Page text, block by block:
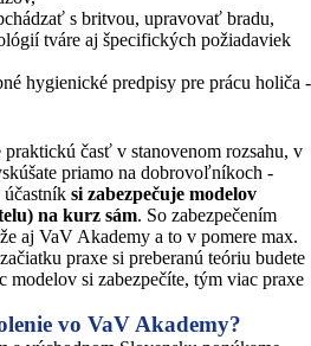
s britvou, upravovať bradu,
tváre aj špecifických požiadaviek
hygienické predpisy pre prácu holiča -
časť v stanovenom rozsahu, v
priamo na dobrovoľníkoch -
si zabezpečuje modelov
na kurz sám. So zabezpečením
aj VaV Akademy a to v pomere max.
praxe si preberanú teóriu budete
modelov si zabezpečíte, tým viac praxe
vo VaV Akademy?